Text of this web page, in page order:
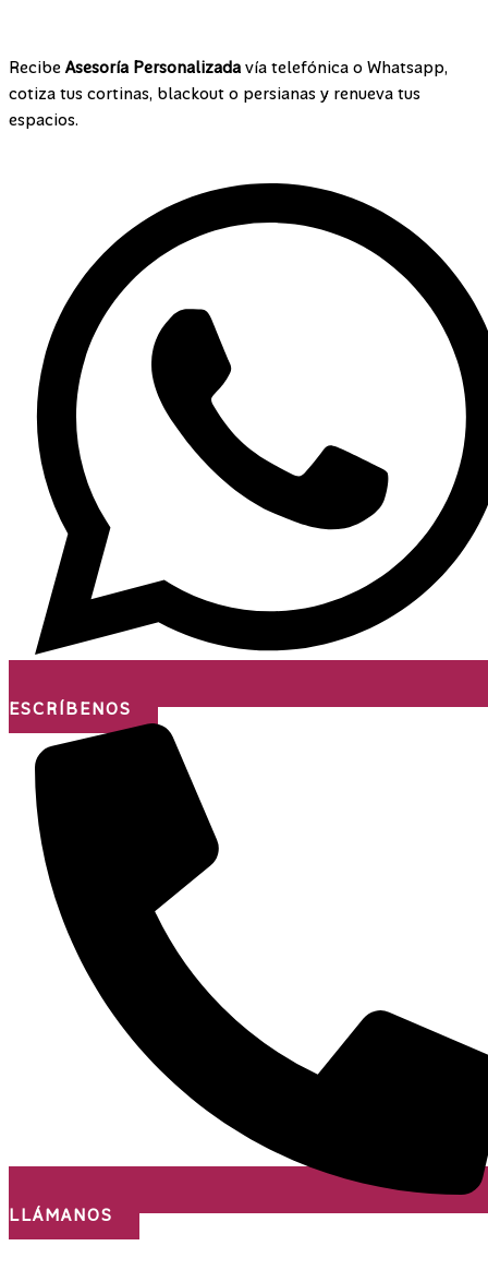
RecibeAsesoría Personalizada vía telefónica o Whatsapp,
cotiza tus cortinas, blackout o persianas y renueva tus
espacios.
ESCRÍBENOS
LLÁMANOS